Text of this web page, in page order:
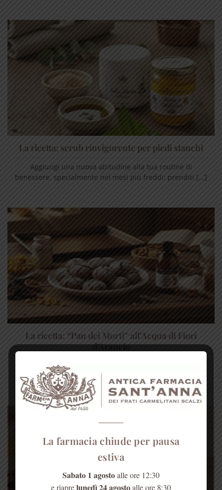
La ricetta: scrub rinvigorente per piedi stanchi
Aggiungi una nuova abitudine alla tua routine di
benessere, specialmente nei mesi più freddi: prenditi [...]
La ricetta: “Pan dei Morti” all’Acqua di Fiori
d’Arancio
Ci sono dolci che vorremmo svincolare dalle loro festività
tanto son buoni. Così è per [...]
La farmacia chiude per pausa
estiva
Sabato 1 agostoalle ore 12:30
e riaprelunedì 24 agostoalle ore 8:30